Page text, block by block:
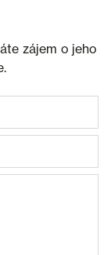
zájem o jeho